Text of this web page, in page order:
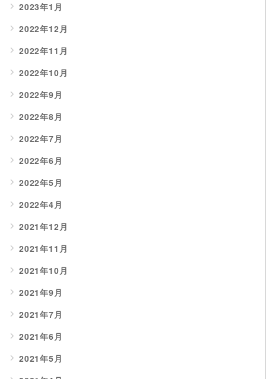
2023年1月
2022年12月
2022年11月
2022年10月
2022年9月
2022年8月
2022年7月
2022年6月
2022年5月
2022年4月
2021年12月
2021年11月
2021年10月
2021年9月
2021年7月
2021年6月
2021年5月